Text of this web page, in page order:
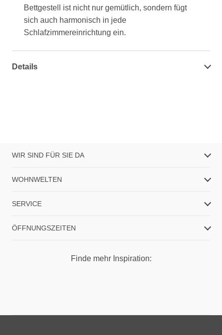
Bettgestell ist nicht nur gemütlich, sondern fügt
sich auch harmonisch in jede
Schlafzimmereinrichtung ein.
Details
WIR SIND FÜR SIE DA
WOHNWELTEN
SERVICE
ÖFFNUNGSZEITEN
Finde mehr Inspiration: